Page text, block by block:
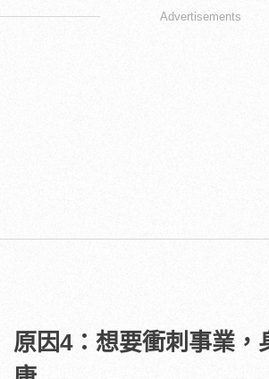
Advertisements
原因4：想要衝刺事業，